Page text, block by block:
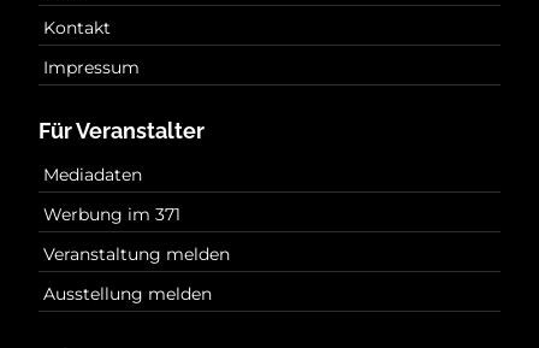
Kontakt
Impressum
Für Veranstalter
Mediadaten
Werbung im 371
Veranstaltung melden
Ausstellung melden